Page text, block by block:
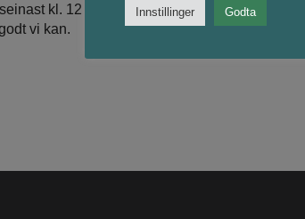
kl. 12 dagen før).Gratisbillettar finn du her
vi kan.
Innstillinger Godta